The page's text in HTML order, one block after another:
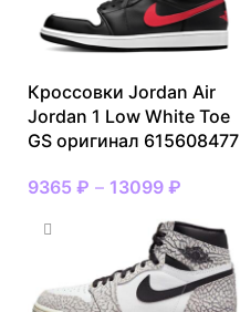
Кроссовки Jordan Air
Jordan 1 Low White Toe
GS оригинал 615608477
9365 ₽ – 13099 ₽